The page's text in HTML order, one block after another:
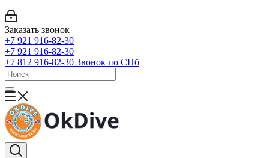
Заказать звонок
+7 921 916-82-30
+7 921 916-82-30
+7 812 916-82-30 Звонок по СПб